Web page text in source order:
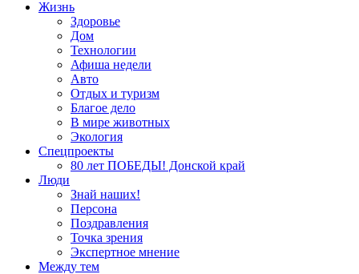
Жизнь
Здоровье
Дом
Технологии
Афиша недели
Авто
Отдых и туризм
Благое дело
В мире животных
Экология
Спецпроекты
80 лет ПОБЕДЫ! Донской край
Люди
Знай наших!
Персона
Поздравления
Точка зрения
Экспертное мнение
Между тем